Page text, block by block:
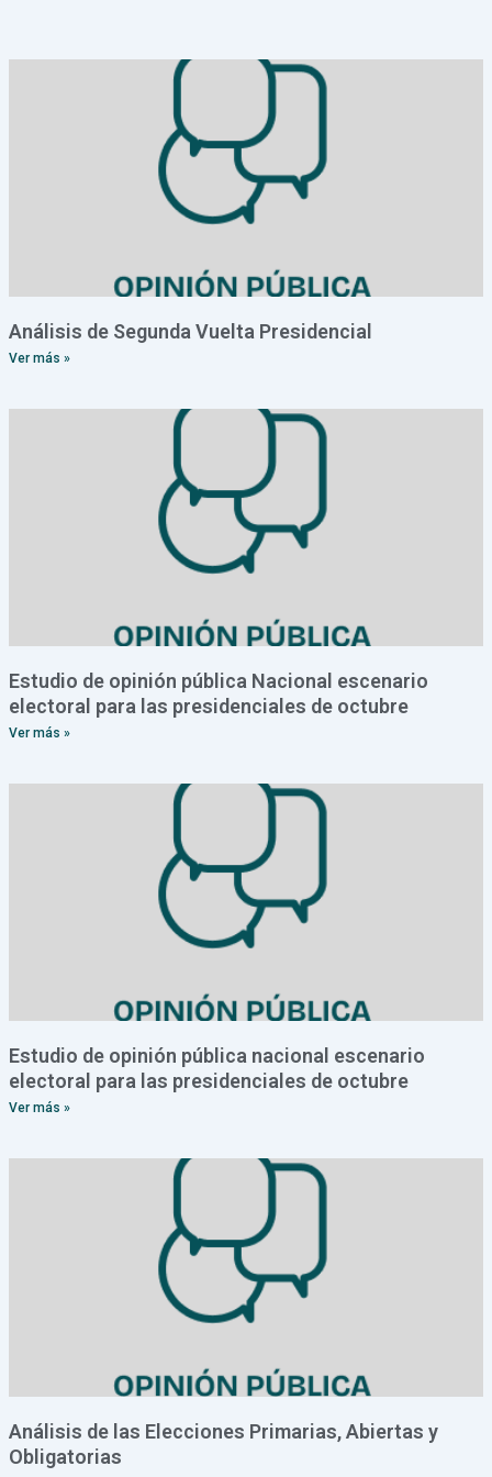
Análisis de Segunda Vuelta Presidencial
Ver más »
Estudio de opinión pública Nacional escenario
electoral para las presidenciales de octubre
Ver más »
Estudio de opinión pública nacional escenario
electoral para las presidenciales de octubre
Ver más »
Análisis de las Elecciones Primarias, Abiertas y
Obligatorias
PagePagePage